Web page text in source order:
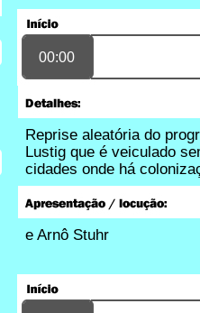
00:00
Reprise aleatória do
Lustig que é veiculado
cidades onde há
e Arnô Stuhr